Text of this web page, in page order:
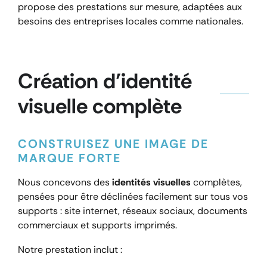
propose des prestations sur mesure, adaptées aux
besoins des entreprises locales comme nationales.
Création d’identité
visuelle complète
CONSTRUISEZ UNE IMAGE DE
MARQUE FORTE
Nous concevons desidentités visuelles complètes,
pensées pour être déclinées facilement sur tous vos
supports : site internet, réseaux sociaux, documents
commerciaux et supports imprimés.
Notre prestation inclut :